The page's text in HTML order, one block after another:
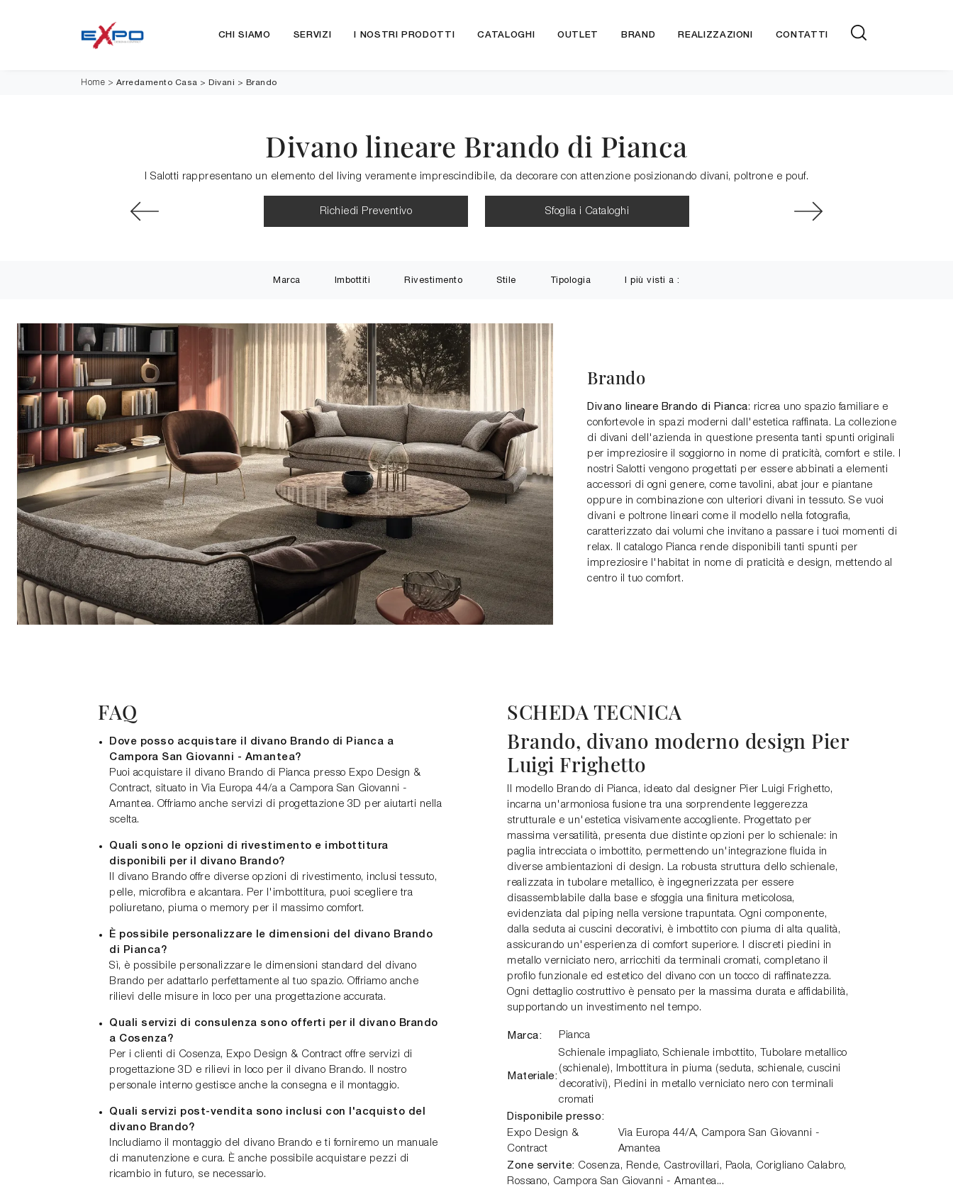
CHI SIAMO SERVIZI I NOSTRI PRODOTTI CATALOGHI OUTLET BRAND REALIZZAZIONI CONTATTI
Home > Arredamento Casa > Divani > Brando
Divano lineare Brando di Pianca
I Salotti rappresentano un elemento del living veramente imprescindibile, da decorare con attenzione posizionando divani, poltrone e pouf.
Richiedi Preventivo Sfoglia i Cataloghi
Marca Imbottiti Rivestimento Stile Tipologia I più visti a :
Brando
Divano lineare Brando di Pianca: ricrea uno spazio familiare e
confortevole in spazi moderni dall'estetica raffinata. La collezione
di divani dell'azienda in questione presenta tanti spunti originali
per impreziosire il soggiorno in nome di praticità, comfort e stile. I
nostri Salotti vengono progettati per essere abbinati a elementi
accessori di ogni genere, come tavolini, abat jour e piantane
oppure in combinazione con ulteriori divani in tessuto. Se vuoi
divani e poltrone lineari come il modello nella fotografia,
caratterizzato dai volumi che invitano a passare i tuoi momenti di
relax. Il catalogo Pianca rende disponibili tanti spunti per
impreziosire l'habitat in nome di praticità e design, mettendo al
centro il tuo comfort.
FAQ
Dove posso acquistare il divano Brando di Pianca a
Campora San Giovanni - Amantea?
Puoi acquistare il divano Brando di Pianca presso Expo Design &
Contract, situato in Via Europa 44/a a Campora San Giovanni -
Amantea. Offriamo anche servizi di progettazione 3D per aiutarti nella
scelta.
Quali sono le opzioni di rivestimento e imbottitura
disponibili per il divano Brando?
Il divano Brando offre diverse opzioni di rivestimento, inclusi tessuto,
pelle, microfibra e alcantara. Per l'imbottitura, puoi scegliere tra
poliuretano, piuma o memory per il massimo comfort.
È possibile personalizzare le dimensioni del divano Brando
di Pianca?
Sì, è possibile personalizzare le dimensioni standard del divano
Brando per adattarlo perfettamente al tuo spazio. Offriamo anche
rilievi delle misure in loco per una progettazione accurata.
Quali servizi di consulenza sono offerti per il divano Brando
a Cosenza?
Per i clienti di Cosenza, Expo Design & Contract offre servizi di
progettazione 3D e rilievi in loco per il divano Brando. Il nostro
personale interno gestisce anche la consegna e il montaggio.
Quali servizi post-vendita sono inclusi con l'acquisto del
divano Brando?
Includiamo il montaggio del divano Brando e ti forniremo un manuale
di manutenzione e cura. È anche possibile acquistare pezzi di
ricambio in futuro, se necessario.
SCHEDA TECNICA
Brando, divano moderno design Pier
Luigi Frighetto
Il modello Brando di Pianca, ideato dal designer Pier Luigi Frighetto,
incarna un'armoniosa fusione tra una sorprendente leggerezza
strutturale e un'estetica visivamente accogliente. Progettato per
massima versatilità, presenta due distinte opzioni per lo schienale: in
paglia intrecciata o imbottito, permettendo un'integrazione fluida in
diverse ambientazioni di design. La robusta struttura dello schienale,
realizzata in tubolare metallico, è ingegnerizzata per essere
disassemblabile dalla base e sfoggia una finitura meticolosa,
evidenziata dal piping nella versione trapuntata. Ogni componente,
dalla seduta ai cuscini decorativi, è imbottito con piuma di alta qualità,
assicurando un'esperienza di comfort superiore. I discreti piedini in
metallo verniciato nero, arricchiti da terminali cromati, completano il
profilo funzionale ed estetico del divano con un tocco di raffinatezza.
Ogni dettaglio costruttivo è pensato per la massima durata e affidabilità,
supportando un investimento nel tempo.
Marca: Pianca
Materiale:
Schienale impagliato, Schienale imbottito, Tubolare metallico
(schienale), Imbottitura in piuma (seduta, schienale, cuscini
decorativi), Piedini in metallo verniciato nero con terminali
cromati
Disponibile presso:
Expo Design &
Contract
Via Europa 44/A, Campora San Giovanni -
Amantea
Zone servite: Cosenza, Rende, Castrovillari, Paola, Corigliano Calabro,
Rossano, Campora San Giovanni - Amantea...